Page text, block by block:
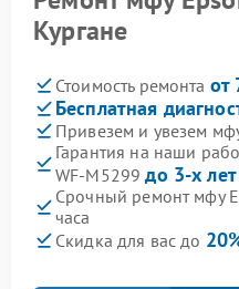
Кургане
Стоимость ремонта от
Бесплатная
Привезем и увезем
Гарантия на наши
WF-M5299до 3-х лет
Срочный ремонт мфу
часа
Скидка для вас до